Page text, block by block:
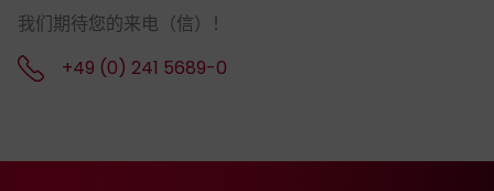
我们期待您的来电（信）！
+49 (0) 241 5689-0